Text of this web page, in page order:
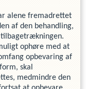
alene fremadrettet
af den behandling,
tilbagetrækningen.
ophøre med at
opbevaring af
skal
medmindre den